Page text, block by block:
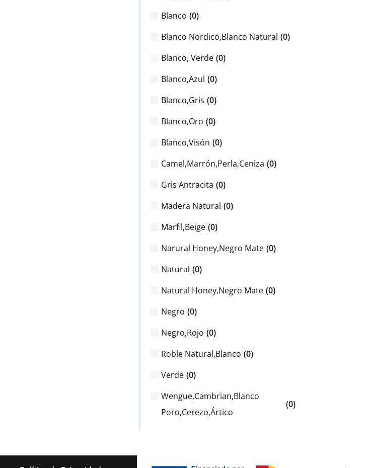
Blanco (0)
Blanco Nordico,Blanco Natural (0)
Blanco, Verde (0)
Blanco,Azul (0)
Blanco,Gris (0)
Blanco,Oro (0)
Blanco,Visón (0)
Camel,Marrón,Perla,Ceniza (0)
Gris Antracita (0)
Madera Natural (0)
Marfil,Beige (0)
Narural Honey,Negro Mate (0)
Natural (0)
Natural Honey,Negro Mate (0)
Negro (0)
Negro,Rojo (0)
Roble Natural,Blanco (0)
Verde (0)
Wengue,Cambrian,Blanco
Poro,Cerezo,Ártico
(0)